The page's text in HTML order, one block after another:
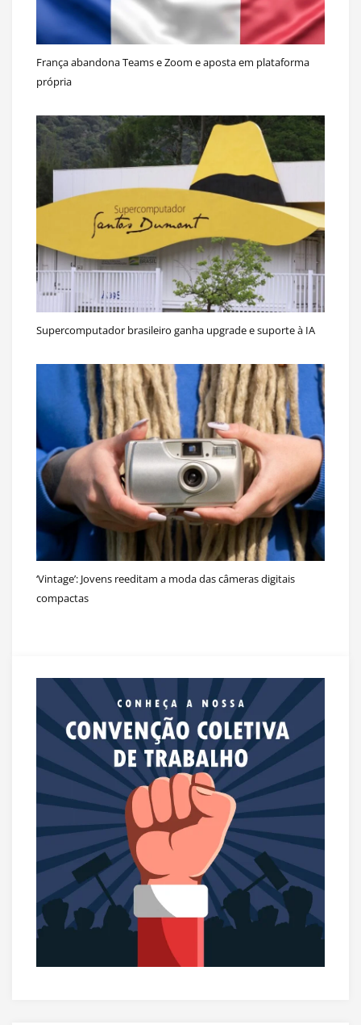
França abandona Teams e Zoom e aposta em plataforma
própria
Supercomputador brasileiro ganha upgrade e suporte à IA
‘Vintage’: Jovens reeditam a moda das câmeras digitais
compactas